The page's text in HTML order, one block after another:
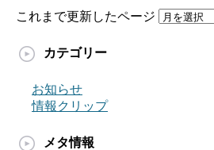
これまで更新したページ
カテゴリー
お知らせ
情報クリップ
メタ情報